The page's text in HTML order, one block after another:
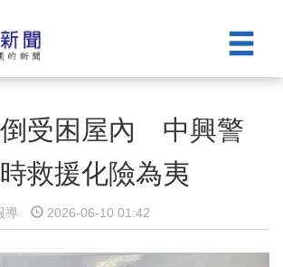
受困屋內 中興警
救援化險為夷
導 2026-06-10 01:42